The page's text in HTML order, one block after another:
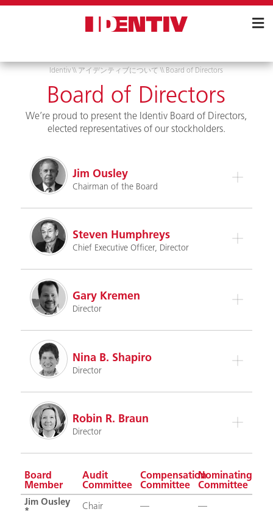
Identiv \\ アイデンティブについて \\ Board of Directors
Board of Directors
We’re proud to present the Identiv Board of Directors,
elected representatives of our stockholders.
Jim Ousley
Chairman of the Board
Steven Humphreys
Chief Executive Officer, Director
Gary Kremen
Director
Nina B. Shapiro
Director
Robin R. Braun
Director
Board
Member
Audit
Committee
Compensation
Committee
Nominating
Committee
Jim Ousley
*
Chair — —